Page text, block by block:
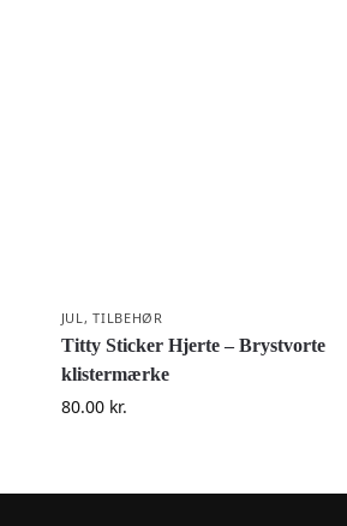
JUL,TILBEHØR
Titty Sticker Hjerte – Brystvorte
klistermærke
80.00 kr.